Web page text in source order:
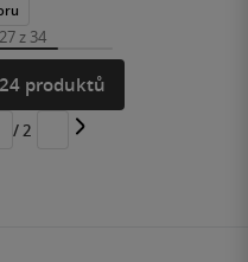
z 34
produktů
/ 2